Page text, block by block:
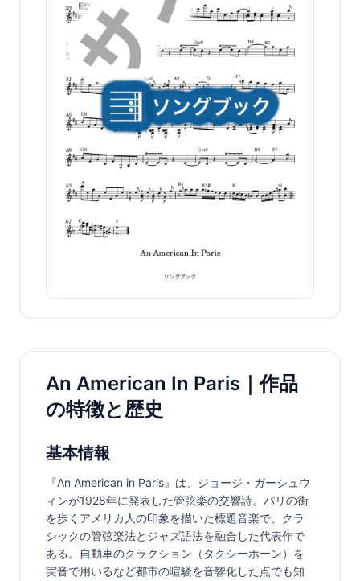
An American In Paris｜作品
の特徴と歴史
基本情報
『An American in Paris』は、ジョージ・ガーシュウ
ィンが1928年に発表した管弦楽の交響詩。パリの街
を歩くアメリカ人の印象を描いた標題音楽で、クラ
シックの管弦楽法とジャズ語法を融合した代表作で
ある。自動車のクラクション（タクシーホーン）を
実音で用いるなど都市の喧騒を音響化した点でも知